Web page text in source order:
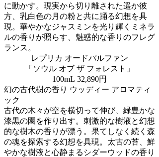
に動かす。現実から切り離された遥か彼
方、乳白色の月の粉と共に踊る幻想を具
現。華やかなジャスミンを光り輝くミネラ
ルの香りが照らす、魅惑的な香りのフレグ
ランス。
レプリカ オードパルファン
「ソウル オブ ザ フォレスト」
100mL 32,890円
幻の古代樹の香り ウッディー アロマティ
ック
古代の木々が空を横切って伸び、緑豊かな
漆黒の園を作り出す。刺激的な樹液と幻想
的な樹木の香りが漂う。果てしなく続く森
の魂を探索する幻想を具現。太古の苔、鮮
やかな樹液と心静まるシダーウッドの香り